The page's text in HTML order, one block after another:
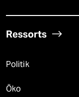
Ressorts
Politik
Öko